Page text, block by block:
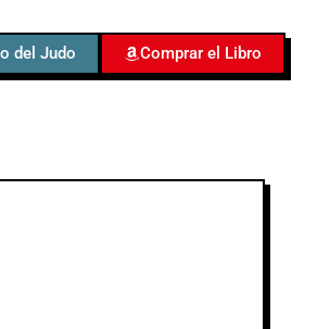
del Judo Comprar el Libro